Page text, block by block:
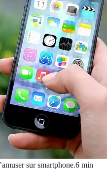
sur smartphone.6 min